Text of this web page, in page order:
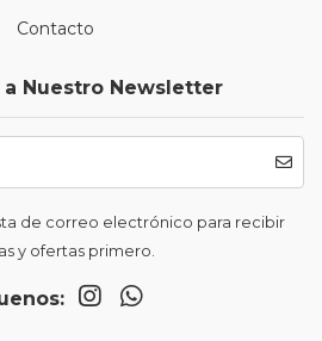
Contacto
Nuestro Newsletter
de correo electrónico para recibir
y ofertas primero.